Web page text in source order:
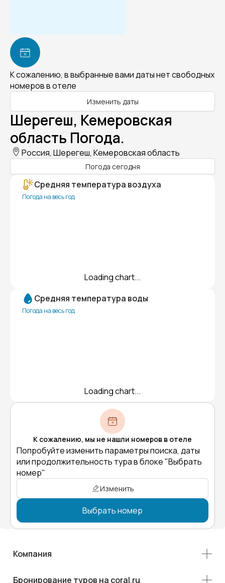
К сожалению, в выбранные вами даты нет свободных
номеров в отеле
Изменить даты
Шерегеш, Кемеровская
область Погода.
Россия, Шерегеш, Кемеровская область
Погода сегодня
Средняя температура воздуха
Погода на весь год
Loading chart...
Средняя температура воды
Погода на весь год
Loading chart...
К сожалению, мы не нашли номеров в отеле
Попробуйте изменить параметры поиска, даты
или продолжительность тура в блоке "Выбрать
номер"
Изменить
Выбрать номер
Компания
Бронирование туров на coral.ru